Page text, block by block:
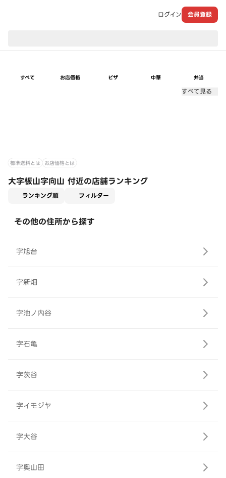
ログイン 会員登録
すべて お店価格 ピザ 中華 弁当
すべて見る
標準送料とは お店価格とは
大字板山字向山 付近の店舗ランキング
ランキング順 フィルター
その他の住所から探す
字旭台
字新畑
字池ノ内谷
字石亀
字茨谷
字イモジヤ
字大谷
字奥山田